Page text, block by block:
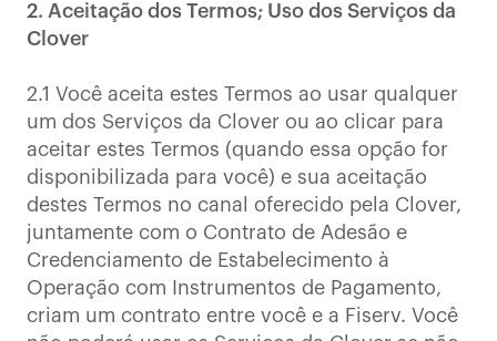
2. Aceitação dos Termos; Uso dos Serviços da
Clover
2.1 Você aceita estes Termos ao usar qualquer
um dos Serviços da Clover ou ao clicar para
aceitar estes Termos (quando essa opção for
disponibilizada para você) e sua aceitação
destes Termos no canal oferecido pela Clover,
juntamente com o Contrato de Adesão e
Credenciamento de Estabelecimento à
Operação com Instrumentos de Pagamento,
criam um contrato entre você e a Fiserv. Você